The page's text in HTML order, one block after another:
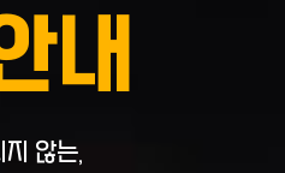
내
않는,